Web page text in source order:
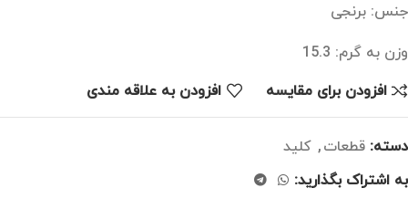
جنس: برنجی
وزن به گرم: 15.3
افزودن برای مقایسه
افزودن به علاقه مندی
دسته: قطعات, کلید
به اشتراک بگذارید: